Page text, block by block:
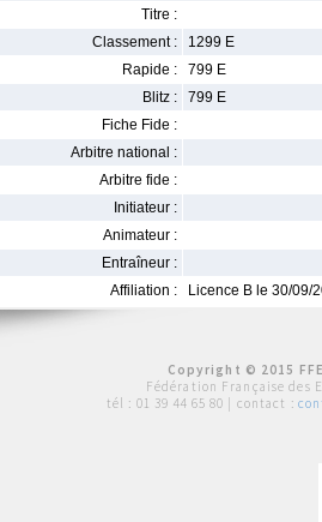
Titre :
Classement :
1299 E
Rapide :
799 E
Blitz :
799 E
Fiche Fide :
Arbitre national :
Arbitre fide :
Initiateur :
Animateur :
Entraîneur :
Affiliation :
Licence B le 30/09/
Copyright © 2015
Fédération Française des
tél : 01 39 44 65 80 | contact :